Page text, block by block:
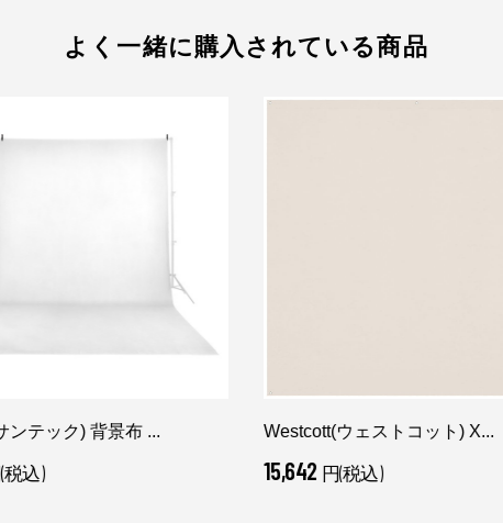
よく一緒に購入されている商品
ンテック) 背景布 ...
税込)
Westcott(ウェストコット) X...
15,642 円(税込)